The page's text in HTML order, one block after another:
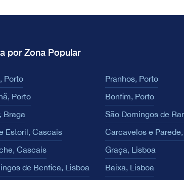
por Zona Popular
Porto
Pranhos, Porto
Porto
Bonfim, Porto
Braga
São Domingos de
Estoril, Cascais
Carcavelos e
Cascais
Graça, Lisboa
de Benfica, Lisboa
Baixa, Lisboa